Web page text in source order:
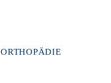
ORTHOPÄDIE